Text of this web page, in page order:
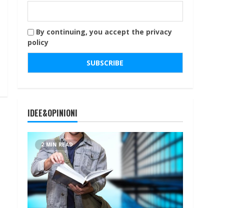
By continuing, you accept the privacy
policy
IDEE&OPINIONI
2 MIN READ